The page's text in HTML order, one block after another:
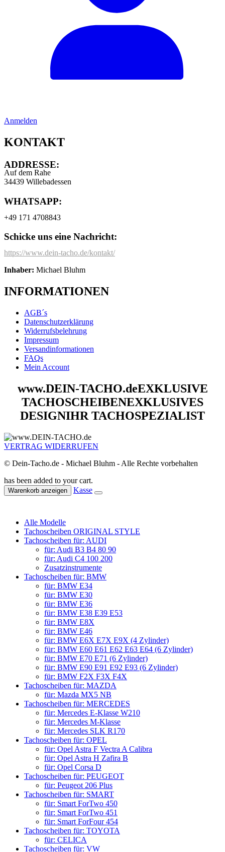
Anmelden
KONTAKT
ADDRESSE:
Auf dem Rahe
34439 Willebadessen
WHATSAPP:
+49 171 4708843
Schicke uns eine Nachricht:
https://www.dein-tacho.de/kontakt/
Inhaber: Michael Bluhm
INFORMATIONEN
AGB´s
Datenschutzerklärung
Widerrufsbelehrung
Impressum
Versandinformationen
FAQs
Mein Account
www.DEIN-TACHO.deEXKLUSIVE
TACHOSCHEIBENEXKLUSIVES
DESIGNIHR TACHOSPEZIALIST
VERTRAG WIDERRUFEN
© Dein-Tacho.de - Michael Bluhm - Alle Rechte vorbehalten
has been added to your cart.
Warenkorb anzeigen Kasse
Alle Modelle
Tachoscheiben ORIGINAL STYLE
Tachoscheiben für: AUDI
für: Audi B3 B4 80 90
für: Audi C4 100 200
Zusatzinstrumente
Tachoscheiben für: BMW
für: BMW E34
für: BMW E30
für: BMW E36
für: BMW E38 E39 E53
für: BMW E8X
für: BMW E46
für: BMW E6X E7X E9X (4 Zylinder)
für: BMW E60 E61 E62 E63 E64 (6 Zylinder)
für: BMW E70 E71 (6 Zylinder)
für: BMW E90 E91 E92 E93 (6 Zylinder)
für: BMW F2X F3X F4X
Tachoscheiben für: MAZDA
für: Mazda MX5 NB
Tachoscheiben für: MERCEDES
für: Mercedes E-Klasse W210
für: Mercedes M-Klasse
für: Mercedes SLK R170
Tachoscheiben für: OPEL
für: Opel Astra F Vectra A Calibra
für: Opel Astra H Zafira B
für: Opel Corsa D
Tachoscheiben für: PEUGEOT
für: Peugeot 206 Plus
Tachoscheiben für: SMART
für: Smart ForTwo 450
für: Smart ForTwo 451
für: Smart ForFour 454
Tachoscheiben für: TOYOTA
für: CELICA
Tachoscheiben für: VW